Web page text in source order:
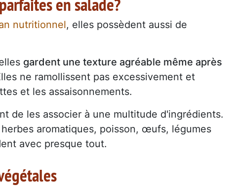
nutritionnel, elles possèdent aussi de
gardent une texture agréable même après
ne ramollissent pas excessivement et
et les assaisonnements.
de les associer à une multitude d'ingrédients.
aromatiques, poisson, œufs, légumes
avec presque tout.